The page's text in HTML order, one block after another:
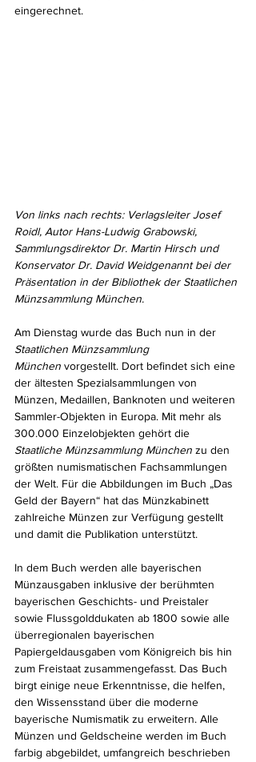
eingerechnet.
Von links nach rechts: Verlagsleiter Josef
Roidl, Autor Hans-Ludwig Grabowski,
Sammlungsdirektor Dr. Martin Hirsch und
Konservator Dr. David Weidgenannt bei der
Präsentation in der Bibliothek der Staatlichen
Münzsammlung München.
Am Dienstag wurde das Buch nun in der
Staatlichen Münzsammlung
München vorgestellt. Dort befindet sich eine
der ältesten Spezialsammlungen von
Münzen, Medaillen, Banknoten und weiteren
Sammler-Objekten in Europa. Mit mehr als
300.000 Einzelobjekten gehört die
Staatliche Münzsammlung München zu den
größten numismatischen Fachsammlungen
der Welt. Für die Abbildungen im Buch „Das
Geld der Bayern“ hat das Münzkabinett
zahlreiche Münzen zur Verfügung gestellt
und damit die Publikation unterstützt.
In dem Buch werden alle bayerischen
Münzausgaben inklusive der berühmten
bayerischen Geschichts- und Preistaler
sowie Flussgolddukaten ab 1800 sowie alle
überregionalen bayerischen
Papiergeldausgaben vom Königreich bis hin
zum Freistaat zusammengefasst. Das Buch
birgt einige neue Erkenntnisse, die helfen,
den Wissensstand über die moderne
bayerische Numismatik zu erweitern. Alle
Münzen und Geldscheine werden im Buch
farbig abgebildet, umfangreich beschrieben